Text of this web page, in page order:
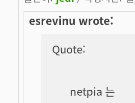
esrevinu wrote:
Quote:
netpia 는